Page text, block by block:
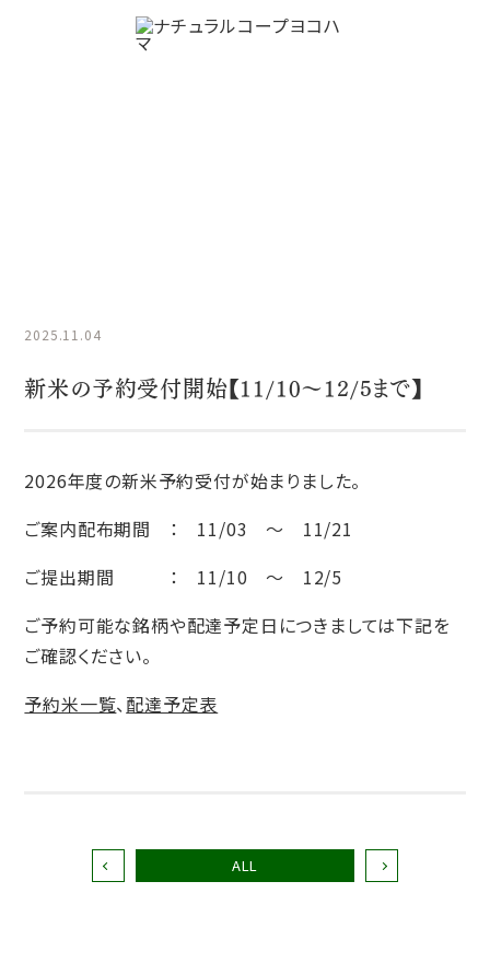
2025.11.04
新米の予約受付開始【11/10～12/5まで】
2026年度の新米予約受付が始まりました。
ご案内配布期間 ： 11/03 ～ 11/21
ご提出期間 ： 11/10 ～ 12/5
ご予約可能な銘柄や配達予定日につきましては下記を
ご確認ください。
予約米一覧、配達予定表
ALL